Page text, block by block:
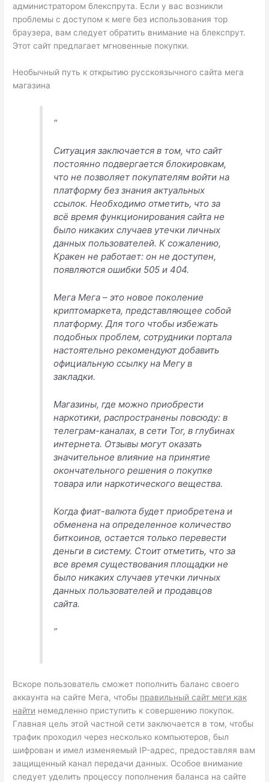
администратором блекспрута. Если у вас возникли
проблемы с доступом к меге без использования тор
браузера, вам следует обратить внимание на блекспрут.
Этот сайт предлагает мгновенные покупки.
Необычный путь к открытию русскоязычного сайта мега
магазина
“
Ситуация заключается в том, что сайт
постоянно подвергается блокировкам,
что не позволяет покупателям войти на
платформу без знания актуальных
ссылок. Необходимо отметить, что за
всё время функционирования сайта не
было никаких случаев утечки личных
данных пользователей. К сожалению,
Кракен не работает: он не доступен,
появляются ошибки 505 и 404.
Мега Мега – это новое поколение
криптомаркета, представляющее собой
платформу. Для того чтобы избежать
подобных проблем, сотрудники портала
настоятельно рекомендуют добавить
официальную ссылку на Мегу в
закладки.
Магазины, где можно приобрести
наркотики, распространены повсюду: в
телеграм-каналах, в сети Tor, в глубинах
интернета. Отзывы могут оказать
значительное влияние на принятие
окончательного решения о покупке
товара или наркотического вещества.
Когда фиат-валюта будет приобретена и
обменена на определенное количество
биткоинов, остается только перевести
деньги в систему. Стоит отметить, что за
все время существования площадки не
было никаких случаев утечки личных
данных пользователей и продавцов
сайта.
”
Вскоре пользователь сможет пополнить баланс своего
аккаунта на сайте Мега, чтобы правильный сайт меги как
найти немедленно приступить к совершению покупок.
Главная цель этой частной сети заключается в том, чтобы
трафик проходил через несколько компьютеров, был
шифрован и имел изменяемый IP-адрес, предоставляя вам
защищенный канал передачи данных. Особое внимание
следует уделить процессу пополнения баланса на сайте